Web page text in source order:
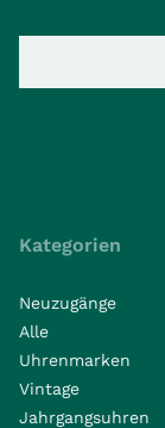
Kategorien
Neuzugänge
Alle
Uhrenmarken
Vintage
Jahrgangsuhren